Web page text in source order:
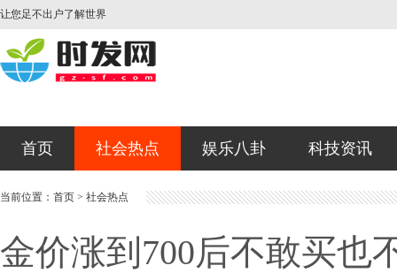
让您足不出户了解世界
首页 社会热点 娱乐八卦 科技资讯
当前位置： 首页 > 社会热点
金价涨到700后不敢买也